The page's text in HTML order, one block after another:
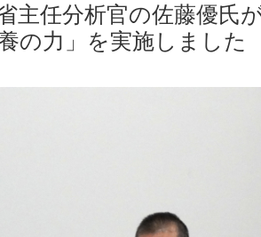
主任分析官の佐藤優氏
の力」を実施しました